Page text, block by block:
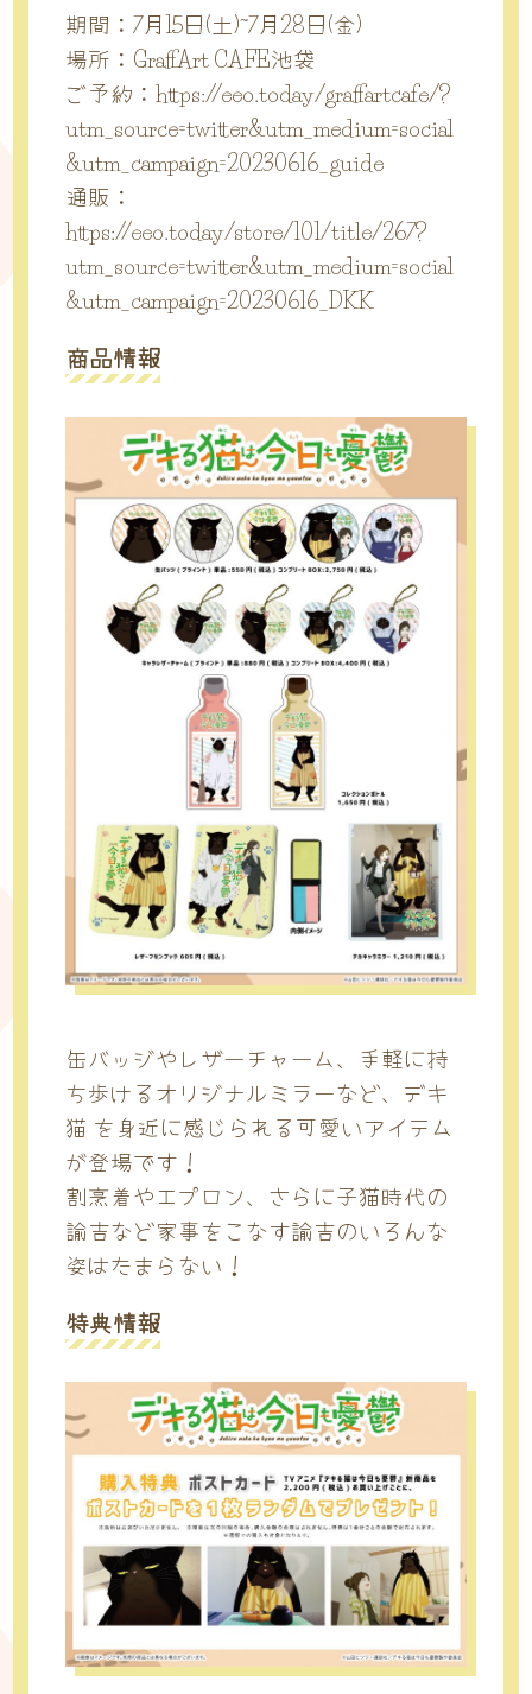
期間：7月15日(土)~7月28日(金)
場所：GraffArt CAFE池袋
ご予約： https://eeo.today/graffartcafe/?
utm_source=twitter&utm_medium=social
&utm_campaign=20230616_guide
通販：
https://eeo.today/store/101/title/267?
utm_source=twitter&utm_medium=social
&utm_campaign=20230616_DKK
商品情報
缶バッジやレザーチャーム、手軽に持
ち歩けるオリジナルミラーなど、デキ
猫 を身近に感じられる可愛いアイテム
が登場です！
割烹着やエプロン、さらに子猫時代の
諭吉など家事をこなす諭吉のいろんな
姿はたまらない！
特典情報